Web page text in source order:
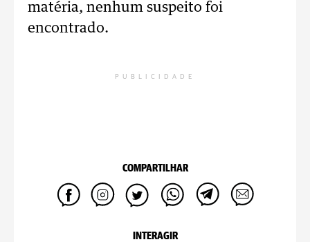
matéria, nenhum suspeito foi
encontrado.
PUBLICIDADE
COMPARTILHAR
INTERAGIR